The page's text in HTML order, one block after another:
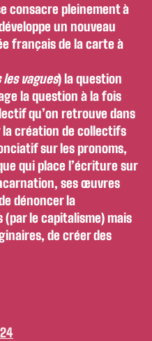
consacre pleinement à
un nouveau
français de la carte à
les vagues) la question
la question à la fois
qu’on retrouve dans
la création de collectifs
sur les pronoms,
qui place l’écriture sur
ses œuvres
dénoncer la
le capitalisme) mais
de créer des